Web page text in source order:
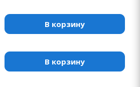
В корзину
В корзину